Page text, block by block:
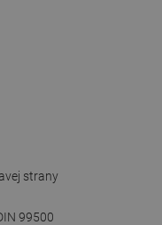
strany
99500